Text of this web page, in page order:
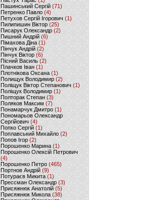
Пашинський Сергій (71)
Петренко Павло (4)
Петухов Сергій Ігорович (1)
Пилипишин Віктор(25)
Писарук Олександр(2)
Пишний Андрій (6)
Пімахова Діна(1)
Пінчук Андрій(2)
Пінчук Віктор (6)
Пісний Василь (2)
Плачков Іван(1)
Плотнікова Оксана (1)
Полищук Володимир(2)
Поліщук Віктор Степанович(1)
Поліщук Володимир (1)
Полторак Степан(3)
Поляков Максим (7)
Понамарчук Дмитро (1)
Пономарьов Олександр
Сергійович(4)
Попко Сергій (1)
Поплавський Михайло (2)
Попов Ігор(2)
Порошенко Марина (1)
Порошенко Олексій Петрович
(4)
Порошенко Петро (465)
Портнов Андрій (9)
Потураєв Микита(1)
Прессман Олександр(3)
Присяжнюк Анатолій (5)
Присяжнюк Микола (38)